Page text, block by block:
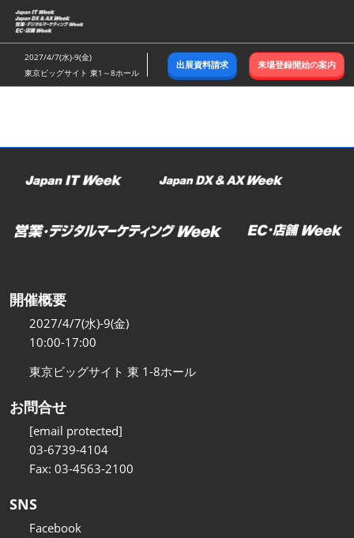
ス
キ
ッ
し
む
2027/4/7(水)-9(金)
東京ビッグサイト 東1～8ホール
出展資料請求 来場登録開始の案内
開催概要
2027/4/7(水)-9(金)
10:00-17:00
東京ビッグサイト 東 1-8ホール
お問合せ
[email protected]
03-6739-4104
Fax: 03-4563-2100
SNS
Facebook